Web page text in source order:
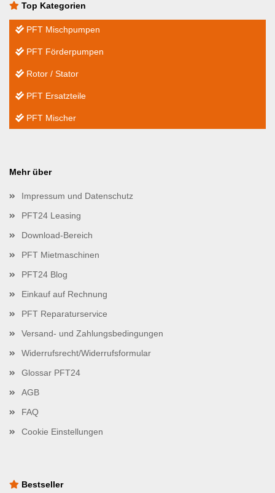
Top Kategorien
PFT Mischpumpen
PFT Förderpumpen
Rotor / Stator
PFT Ersatzteile
PFT Mischer
Mehr über
Impressum und Datenschutz
PFT24 Leasing
Download-Bereich
PFT Mietmaschinen
PFT24 Blog
Einkauf auf Rechnung
PFT Reparaturservice
Versand- und Zahlungsbedingungen
Widerrufsrecht/Widerrufsformular
Glossar PFT24
AGB
FAQ
Cookie Einstellungen
Bestseller